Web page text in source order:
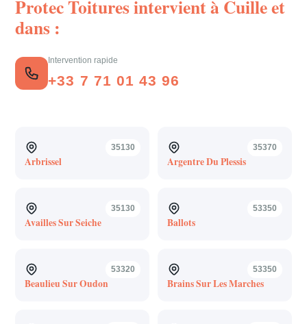
Protec Toitures intervient àCuilleet
dans :
Intervention rapide
+33 7 71 01 43 96
35130
Arbrissel
35370
Argentre Du Plessis
35130
Availles Sur Seiche
53350
Ballots
53320
Beaulieu Sur Oudon
53350
Brains Sur Les Marches